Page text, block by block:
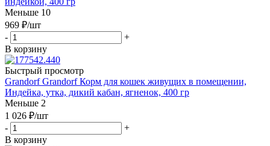
Меньше 10
969 ₽/шт
-
+
В корзину
Быстрый просмотр
Grandorf Grandorf Корм для кошек живущих в помещении,
Индейка, утка, дикий кабан, ягненок, 400 гр
Меньше 2
1 026 ₽/шт
-
+
В корзину